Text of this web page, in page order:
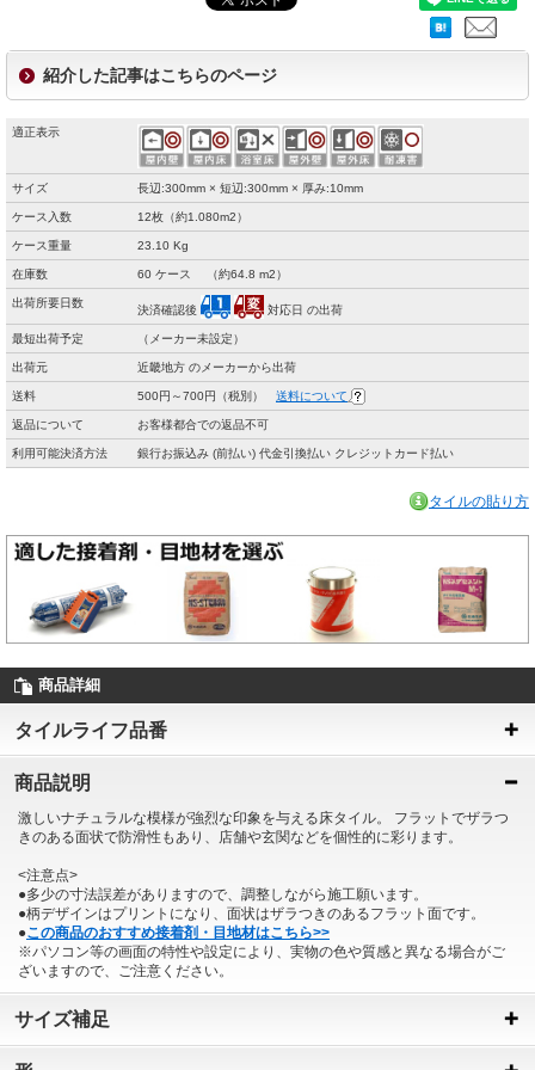
紹介した記事はこちらのページ
適正表示
サイズ 長辺:300mm × 短辺:300mm × 厚み:10mm
ケース入数 12枚（約1.080m2）
ケース重量 23.10 Kg
在庫数 60 ケース （約64.8 m2）
出荷所要日数
決済確認後 対応日 の出荷
最短出荷予定 （メーカー未設定）
出荷元 近畿地方 のメーカーから出荷
送料 500円～700円（税別） 送料について
返品について お客様都合での返品不可
利用可能決済方法 銀行お振込み (前払い) 代金引換払い クレジットカード払い
タイルの貼り方
商品詳細
タイルライフ品番
商品説明
激しいナチュラルな模様が強烈な印象を与える床タイル。 フラットでザラつ
きのある面状で防滑性もあり、店舗や玄関などを個性的に彩ります。
<注意点>
●多少の寸法誤差がありますので、調整しながら施工願います。
●柄デザインはプリントになり、面状はザラつきのあるフラット面です。
●この商品のおすすめ接着剤・目地材はこちら>>
※パソコン等の画面の特性や設定により、実物の色や質感と異なる場合がご
ざいますので、ご注意ください。
サイズ補足